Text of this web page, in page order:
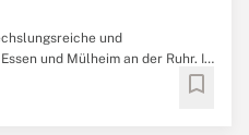
und
und Mülheim an der Ruhr. In
von Respekt, gegenseitiger
geprägt ist, arbeiten rund 2.500
bookmark